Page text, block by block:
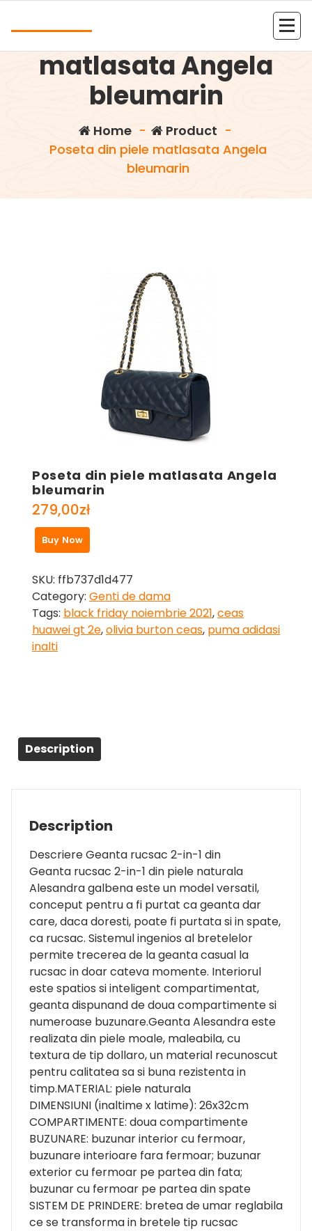
Poseta din piele
matlasata Angela
bleumarin
Home- Product -
Poseta din piele matlasata Angela
bleumarin
Poseta din piele matlasata Angela
bleumarin
279,00zł
Buy Now
SKU: ffb737d1d477
Category: Genti de dama
Tags: black friday noiembrie 2021,ceas
huawei gt 2e,olivia burton ceas, puma adidasi
inalti
Description
Description
Descriere Geanta rucsac 2-in-1 din
Geanta rucsac 2-in-1 din piele naturala
Alesandra galbena este un model versatil,
conceput pentru a fi purtat ca geanta dar
care, daca doresti, poate fi purtata si in spate,
ca rucsac. Sistemul ingenios al bretelelor
permite trecerea de la geanta casual la
rucsac in doar cateva momente. Interiorul
este spatios si inteligent compartimentat,
geanta dispunand de doua compartimente si
numeroase buzunare.Geanta Alesandra este
realizata din piele moale, maleabila, cu
textura de tip dollaro, un material recunoscut
pentru calitatea sa si buna rezistenta in
timp.MATERIAL: piele naturala
DIMENSIUNI (inaltime x latime): 26x32cm
COMPARTIMENTE: doua compartimente
BUZUNARE: buzunar interior cu fermoar,
buzunare interioare fara fermoar; buzunar
exterior cu fermoar pe partea din fata;
buzunar cu fermoar pe partea din spate
SISTEM DE PRINDERE: bretea de umar reglabila
ce se transforma in bretele tip rucsac